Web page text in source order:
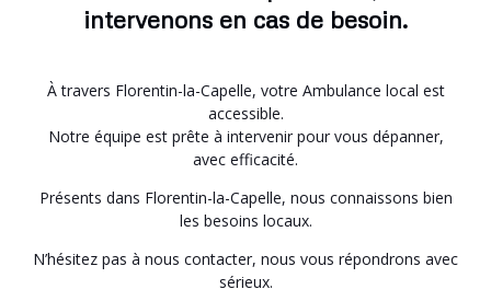
intervenons en cas de besoin.
À travers Florentin-la-Capelle, votre Ambulance local est
accessible.
Notre équipe est prête à intervenir pour vous dépanner,
avec efficacité.
Présents dans Florentin-la-Capelle, nous connaissons bien
les besoins locaux.
N’hésitez pas à nous contacter, nous vous répondrons avec
sérieux.